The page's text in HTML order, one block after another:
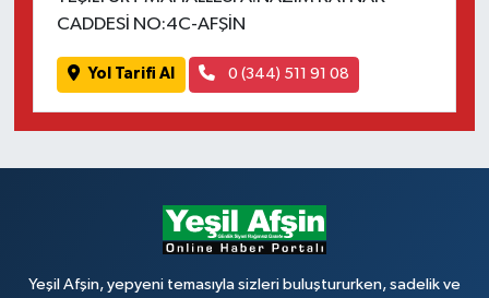
CADDESİ NO:4C-AFŞİN
Yol Tarifi Al 0 (344) 511 91 08
Yeşil Afşin, yepyeni temasıyla sizleri buluştururken, sadelik ve